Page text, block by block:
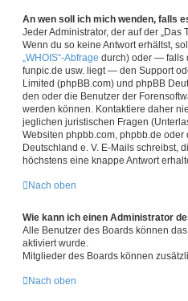
An wen soll ich mich wenden, falls
Jeder Administrator, der auf der
Wenn du so keine Antwort erhältst,
„WHOIS“-Abfrage durch) oder — falls
funpic.de usw. liegt — den Support
Limited (phpBB.com) und phpBB
den oder die Benutzer der
werden können. Kontaktiere daher
jeglichen juristischen Fragen
Websiten phpbb.com, phpbb.de
Deutschland e. V. E-Mails schreibst,
höchstens eine knappe Antwort
Nach oben
Wie kann ich einen Administrator
Alle Benutzer des Boards können
aktiviert wurde.
Mitglieder des Boards können
Nach oben